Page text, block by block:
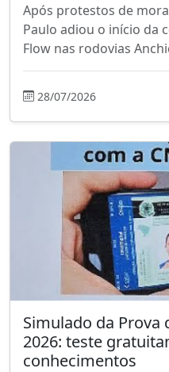
Após protestos de
Paulo adiou o início da
Flow nas rodovias
28/07/2026
Simulado da Prova
2026: teste
conhecimentos